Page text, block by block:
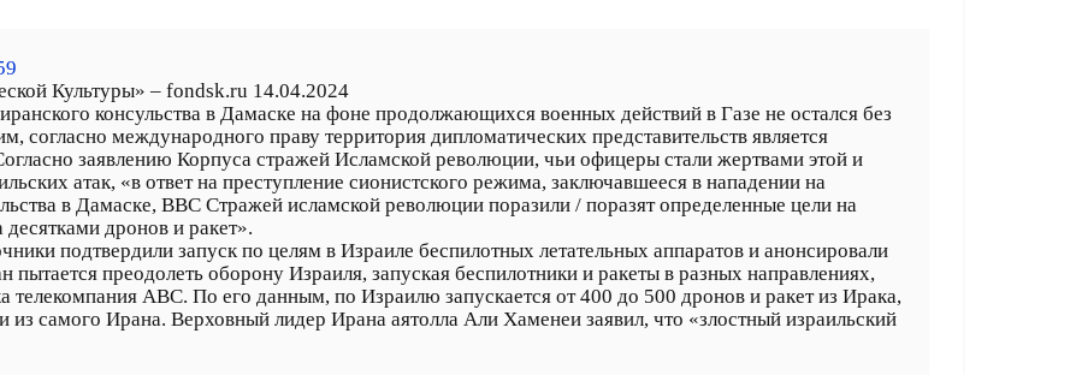
Культуры» – fondsk.ru 14.04.2024
консульства в Дамаске на фоне продолжающихся военных действий в Газе не остался без
согласно международного праву территория дипломатических представительств является
заявлению Корпуса стражей Исламской революции, чьи офицеры стали жертвами этой и
атак, «в ответ на преступление сионистского режима, заключавшееся в нападении на
в Дамаске, ВВС Стражей исламской революции поразили / поразят определенные цели на
дронов и ракет».
подтвердили запуск по целям в Израиле беспилотных летательных аппаратов и анонсировали
пытается преодолеть оборону Израиля, запуская беспилотники и ракеты в разных направлениях,
телекомпания ABC. По его данным, по Израилю запускается от 400 до 500 дронов и ракет из Ирака,
самого Ирана. Верховный лидер Ирана аятолла Али Хаменеи заявил, что «злостный израильский